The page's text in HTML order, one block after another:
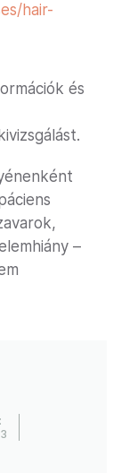
hair-
és
–